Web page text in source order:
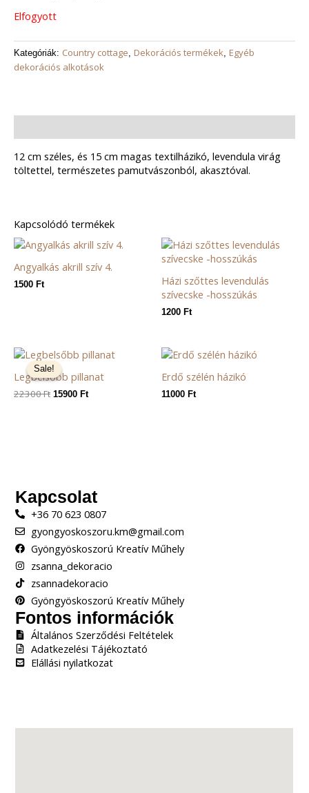
Elfogyott
Kategóriák: Country cottage, Dekorációs termékek, Egyéb
dekorációs alkotások
12 cm széles, és 15 cm magas textilházikó, levendula virág
töltettel, természetes pamutvászonból, akasztóval.
Kapcsolódó termékek
Angyalkás akrill szív 4.
1500 Ft
Házi szőttes levendulás
szívecske -hosszúkás
1200 Ft
Sale!
Sale!
Legbelsőbb pillanat
22300Ft
Original
price
was:
22300 Ft.
15900 Ft
Current
is:
Erdő szélén házikó
11000 Ft
Kapcsolat
+36 70 623 0807
gyongyoskoszoru.km@gmail.com
Gyöngyöskoszorú Kreatív Műhely
zsanna_dekoracio
zsannadekoracio
Gyöngyöskoszorú Kreatív Műhely
Fontos információk
Általános Szerződési Feltételek
Adatkezelési Tájékoztató
Elállási nyilatkozat